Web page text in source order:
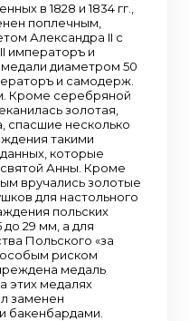
в 1828 и 1834 гг.,
поплечным,
Александра II с
императоръ и
диаметром 50
и самодерж.
Кроме серебряной
золотая,
спасшие несколько
такими
которые
Анны. Кроме
вручались золотые
для настольного
польских
до 29 мм, а для
Польского «за
риском
медаль
этих медалях
заменен
бакенбардами.